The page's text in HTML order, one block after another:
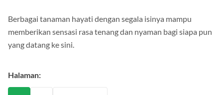
Berbagai tanaman hayati dengan segala isinya mampu
memberikan sensasi rasa tenang dan nyaman bagi siapa pun
yang datang ke sini.
Halaman: